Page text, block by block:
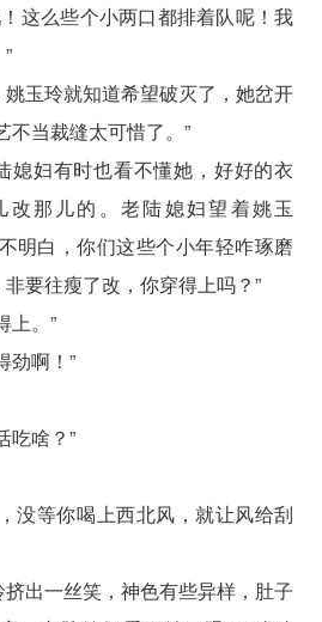
这么些个小两口都排着队呢！我
玉玲就知道希望破灭了，她岔开
不当裁缝太可惜了。”
媳妇有时也看不懂她，好好的衣
改那儿的。老陆媳妇望着姚玉
明白，你们这些个小年轻咋琢磨
要往瘦了改，你穿得上吗？”
上。”
劲啊！”
吃啥？”
没等你喝上西北风，就让风给刮
出一丝笑，神色有些异样，肚子